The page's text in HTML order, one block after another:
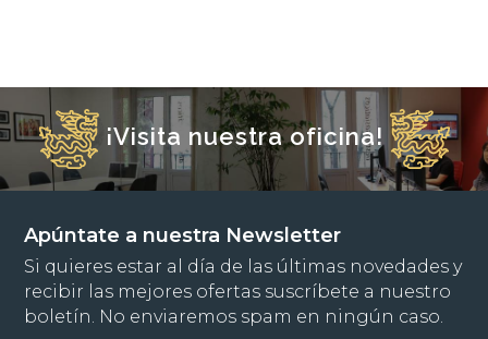
¡Visita nuestra oficina!
Apúntate a nuestra Newsletter
Si quieres estar al día de las últimas novedades y
recibir las mejores ofertas suscríbete a nuestro
boletín. No enviaremos spam en ningún caso.